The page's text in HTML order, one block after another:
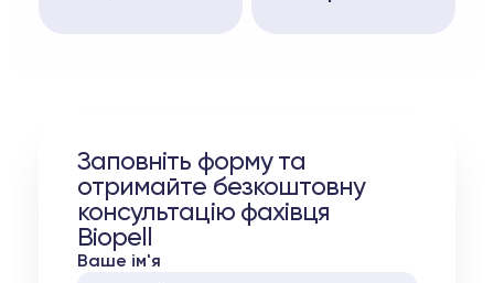
Заповніть форму та
отримайте безкоштовну
консультацію фахівця
Biopell
Ваше ім'я